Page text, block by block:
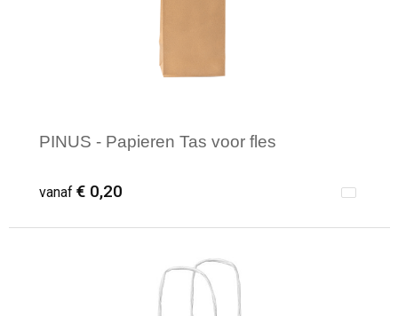
PINUS - Papieren Tas voor fles
vanaf € 0,20
Minimale afname: 100